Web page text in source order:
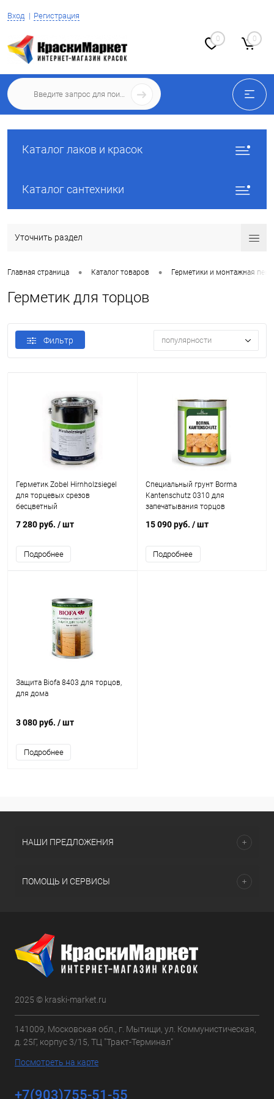
Вход Регистрация
0 0
Каталог лаков и красок
Каталог сантехники
Уточнить раздел
Главная страница • Каталог товаров • Герметики и монтажная пена
Герметик для торцов
Фильтр популярности
Герметик Zobel Hirnholzsiegel
для торцевых срезов
бесцветный
7 280 руб. / шт
Подробнее
Специальный грунт Borma
Kantenschutz 0310 для
запечатывания торцов
15 090 руб. / шт
Подробнее
Защита Biofa 8403 для торцов,
для дома
3 080 руб. / шт
Подробнее
НАШИ ПРЕДЛОЖЕНИЯ
ПОМОЩЬ И СЕРВИСЫ
2025 © kraski-market.ru
141009, Московская обл., г. Мытищи, ул. Коммунистическая,
д. 25Г, корпус 3/15, ТЦ "Тракт-Терминал"
Посмотреть на карте
+7(903)755-51-55